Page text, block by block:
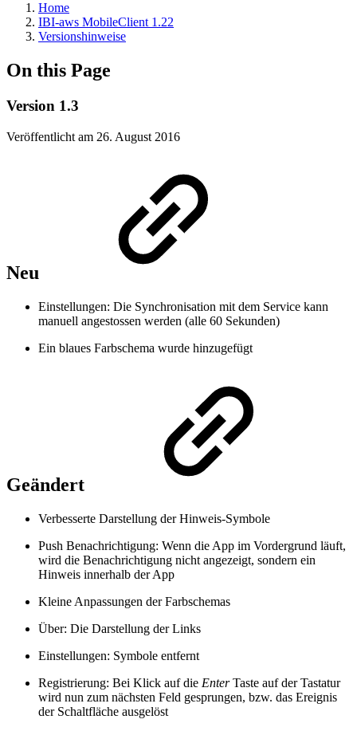
Home
IBI-aws MobileClient 1.22
Versionshinweise
On this Page
Version 1.3
Veröffentlicht am 26. August 2016
Neu
Einstellungen: Die Synchronisation mit dem Service kann
manuell angestossen werden (alle 60 Sekunden)
Ein blaues Farbschema wurde hinzugefügt
Geändert
Verbesserte Darstellung der Hinweis-Symbole
Push Benachrichtigung: Wenn die App im Vordergrund läuft,
wird die Benachrichtigung nicht angezeigt, sondern ein
Hinweis innerhalb der App
Kleine Anpassungen der Farbschemas
Über: Die Darstellung der Links
Einstellungen: Symbole entfernt
Registrierung: Bei Klick auf die EnterTaste auf der Tastatur
wird nun zum nächsten Feld gesprungen, bzw. das Ereignis
der Schaltfläche ausgelöst